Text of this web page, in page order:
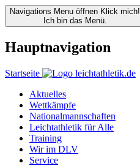
Navigations Menu öffnen Klick mich!
Ich bin das Menü.
Hauptnavigation
Startseite
Aktuelles
Wettkämpfe
Nationalmannschaften
Leichtathletik für Alle
Training
Wir im DLV
Service